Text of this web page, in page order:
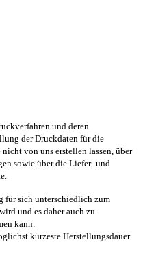
und deren
der Druckdaten für die
von uns erstellen lassen, über
sowie über die Liefer- und
für sich unterschiedlich zum
und es daher auch zu
kann.
kürzeste Herstellungsdauer